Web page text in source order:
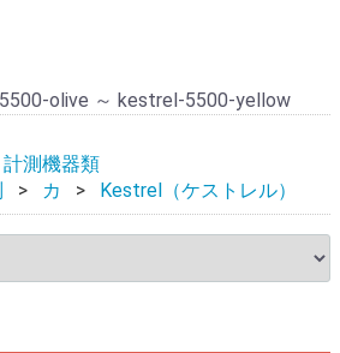
olive ～ kestrel-5500-yellow
計測機器類
カ Kestrel（ケストレル）